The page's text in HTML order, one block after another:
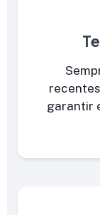
garantir